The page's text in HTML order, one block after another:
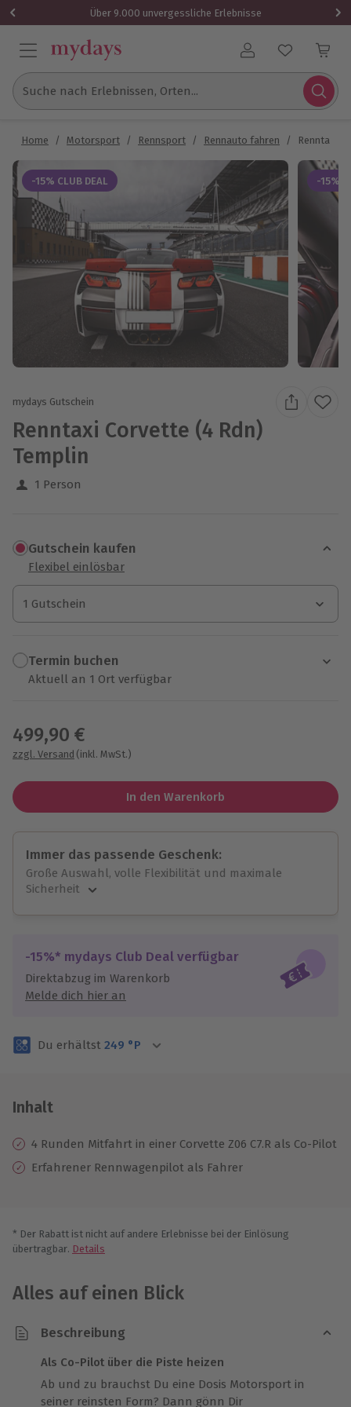
Über 9.000 unvergessliche Erlebnisse
Benutzerkonto
Suche nach Erlebnissen, Orten...
Home / Motorsport / Rennsport / Rennauto fahren / Renntaxi
-15% CLUB DEAL -15%
mydays Gutschein
Renntaxi Corvette (4 Rdn)
Templin
1 Person
Gutschein kaufen
Flexibel einlösbar
1 Gutschein
1 Gutschein
1 Gutschein
Termin buchen
Aktuell an 1 Ort verfügbar
499,90 €
zzgl. Versand (inkl. MwSt.)
In den Warenkorb
Immer das passende Geschenk:
Große Auswahl, volle Flexibilität und maximale
Sicherheit
Jeder Gutschein für alle Erlebnisse einlösbar.
Maximale Sicherheit
3 Jahre gültig & verlängerbar.
-15%* mydays Club Deal verfügbar
Direktabzug im Warenkorb
Melde dich hier an
Du erhältst 249 °P
Inhalt
4 Runden Mitfahrt in einer Corvette Z06 C7.R als Co-Pilot
Erfahrener Rennwagenpilot als Fahrer
* Der Rabatt ist nicht auf andere Erlebnisse bei der Einlösung
übertragbar. Details
Alles auf einen Blick
Beschreibung
Als Co-Pilot über die Piste heizen
Ab und zu brauchst Du eine Dosis Motorsport in
seiner reinsten Form? Dann gönn Dir